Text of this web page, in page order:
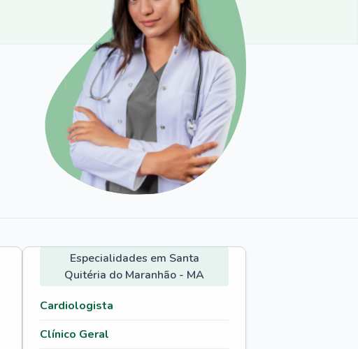
Especialidades em Santa
Quitéria do Maranhão - MA
Cardiologista
Clínico Geral